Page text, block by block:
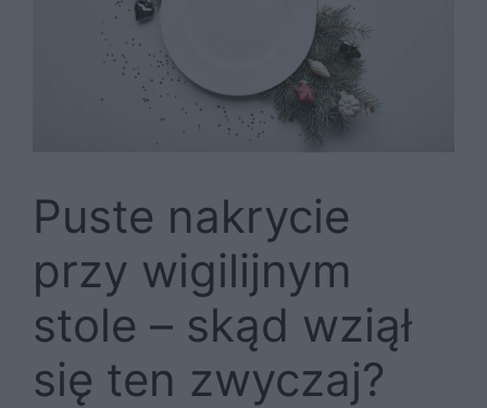
Puste nakrycie
przy wigilijnym
stole – skąd wziął
się ten zwyczaj?